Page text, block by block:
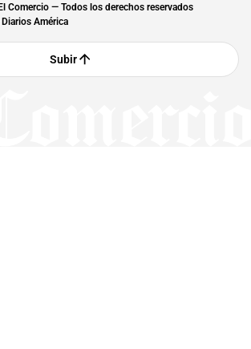
Comercio — Todos los derechos reservados
América
Subir